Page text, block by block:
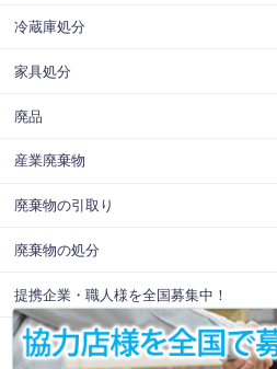
冷蔵庫処分
家具処分
廃品
産業廃棄物
廃棄物の引取り
廃棄物の処分
提携企業・職人様を全国募集中！